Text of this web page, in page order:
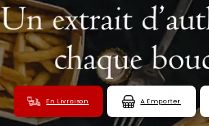
NOTRE RESTAURANT
VOS AVIS
MENTIONS LÉGALES
C.G.V
En Livraison A Emporter